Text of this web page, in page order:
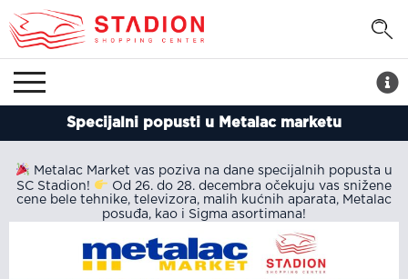
Specijalni popusti u Metalac marketu
Metalac Market vas poziva na dane specijalnih popusta u
SC Stadion!
Od 26. do 28. decembra očekuju vas snižene
cene bele tehnike, televizora, malih kućnih aparata, Metalac
posuđa, kao i Sigma asortimana!